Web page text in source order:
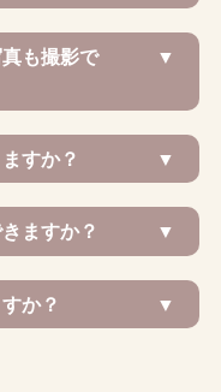
も撮影で
すか？
ますか？
か？